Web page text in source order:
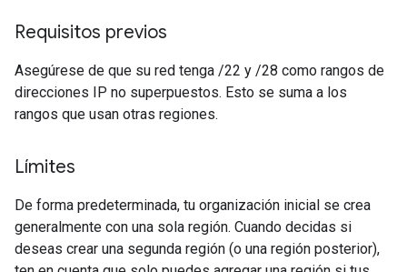
Requisitos previos
Asegúrese de que su red tenga /22 y /28 como rangos de
direcciones IP no superpuestos. Esto se suma a los
rangos que usan otras regiones.
Límites
De forma predeterminada, tu organización inicial se crea
generalmente con una sola región. Cuando decidas si
deseas crear una segunda región (o una región posterior),